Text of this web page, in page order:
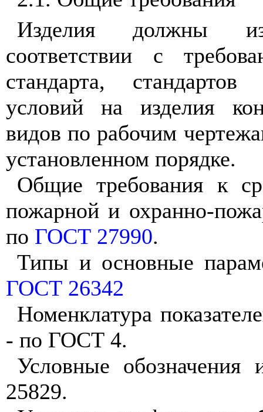
Изделия должны
соответствии с
стандарта,
условий на изделия
видов по рабочим
установленном порядке.
Общие требования к
пожарной и охранно-
по ГОСТ 27990.
Типы и основные
ГОСТ 26342
Номенклатура
- по ГОСТ 4.
Условные
25829.